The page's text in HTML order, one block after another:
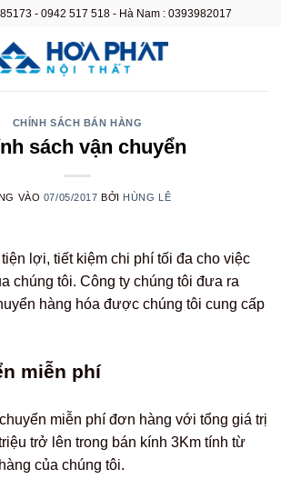
- 0942 517 518 - Hà Nam : 0393982017
CHÍNH SÁCH BÁN HÀNG
sách vận chuyển
VÀO 07/05/2017 BỞI HÙNG LÊ
lợi, tiết kiệm chi phí tối đa cho việc
chúng tôi. Công ty chúng tôi đưa ra
hàng hóa được chúng tôi cung cấp
miễn phí
miễn phí đơn hàng với tổng giá trị
trở lên trong bán kính 3Km tính từ
của chúng tôi.